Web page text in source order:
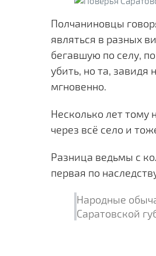
Полчаниновцы
являться в разных
бегавшую по селу,
убить, но та, завидя
мгновенно.
Несколько лет тому
через всё село и
Разница ведьмы с
первая по
Народные
Саратовской